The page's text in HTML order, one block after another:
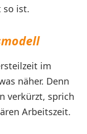
so ist.
im
näher. Denn
verkürzt, sprich
Arbeitszeit.